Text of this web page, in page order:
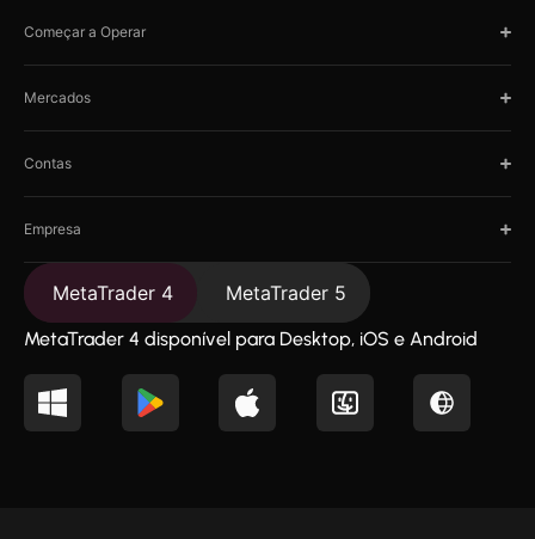
Começar a Operar
Mercados
Contas
Empresa
MetaTrader 4 MetaTrader 5
MetaTrader 4 disponível para Desktop, iOS e Android